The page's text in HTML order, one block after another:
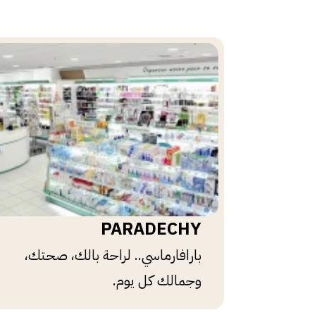
PARADECHY
بارافارماسي.. لراحة بالك، صحتك،
وجمالك كل يوم.